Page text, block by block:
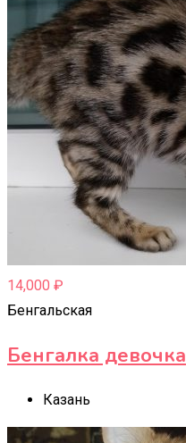
14,000 ₽
Бенгальская
Бенгалка девочка
Казань